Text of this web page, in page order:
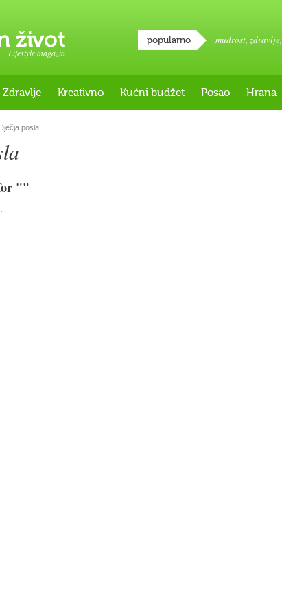
Lifestyle magazin
popularno mudrost, zdravlje,
Zdravlje Kreativno Kućni budžet Posao Hrana
Dječja posla
""